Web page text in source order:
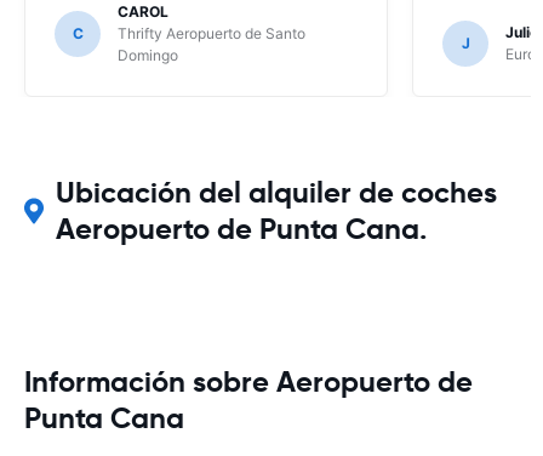
C
CAROL
Thrifty Aeropuerto de Santo
Domingo
J
Julio
Ubicación del alquiler de coches
Aeropuerto de Punta Cana.
Información sobre Aeropuerto de
Punta Cana